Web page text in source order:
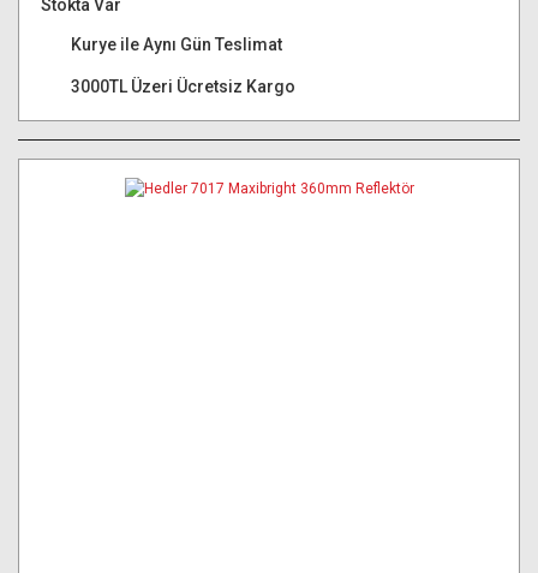
Stokta Var
Kurye ile Aynı Gün Teslimat
3000TL Üzeri Ücretsiz Kargo